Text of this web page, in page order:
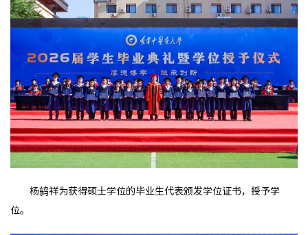
杨鸫祥为获得硕士学位的毕业生代表颁发学位证书，授予学
位。